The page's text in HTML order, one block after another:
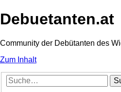
Debuetanten.at
Community der Debütanten des
Zum Inhalt